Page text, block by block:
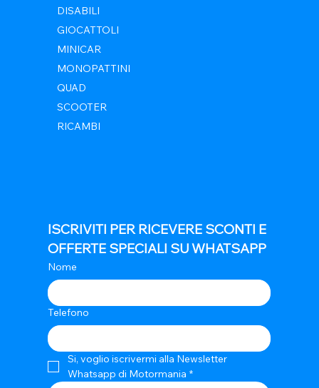
DISABILI
GIOCATTOLI
MINICAR
MONOPATTINI
QUAD
SCOOTER
RICAMBI
ISCRIVITI PER RICEVERE SCONTI E
OFFERTE SPECIALI SU WHATSAPP
Nome
Telefono
Si, voglio iscrivermi alla Newsletter
Whatsapp di Motormania *